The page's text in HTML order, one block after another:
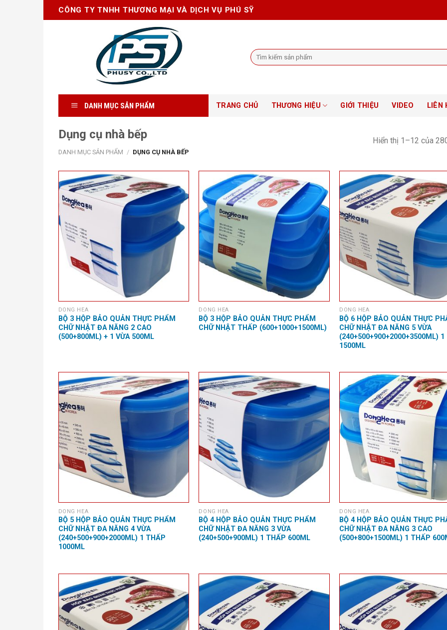
to
CÔNG TY TNHH THƯƠNG MẠI VÀ DỊCH VỤ PHÚ SỸ
Tìm
kiếm:
DANH MỤC SẢN PHẨM TRANG CHỦ THƯƠNG HIỆU GIỚI THIỆU VIDEO LIÊN
Dụng cụ nhà bếp
DANH MỤC SẢN PHẨM / DỤNG CỤ NHÀ BẾP
Hiển thị 1–12 của
DONG HEA
BỘ 3 HỘP BẢO QUẢN THỰC PHẨM
CHỮ NHẬT ĐA NĂNG 2 CAO
(500+800ML) + 1 VỪA 500ML
DONG HEA
BỘ 3 HỘP BẢO QUẢN THỰC PHẨM
CHỮ NHẬT THẤP (600+1000+1500ML)
DONG HEA
BỘ 6 HỘP BẢO QUẢN THỰC
CHỮ NHẬT ĐA NĂNG 5 VỪA
(240+500+900+2000+3500ML)
1500ML
DONG HEA
BỘ 5 HỘP BẢO QUẢN THỰC PHẨM
CHỮ NHẬT ĐA NĂNG 4 VỪA
(240+500+900+2000ML) 1 THẤP
1000ML
DONG HEA
BỘ 4 HỘP BẢO QUẢN THỰC PHẨM
CHỮ NHẬT ĐA NĂNG 3 VỪA
(240+500+900ML) 1 THẤP 600ML
DONG HEA
BỘ 4 HỘP BẢO QUẢN THỰC
CHỮ NHẬT ĐA NĂNG 3 CAO
(500+800+1500ML) 1 THẤP